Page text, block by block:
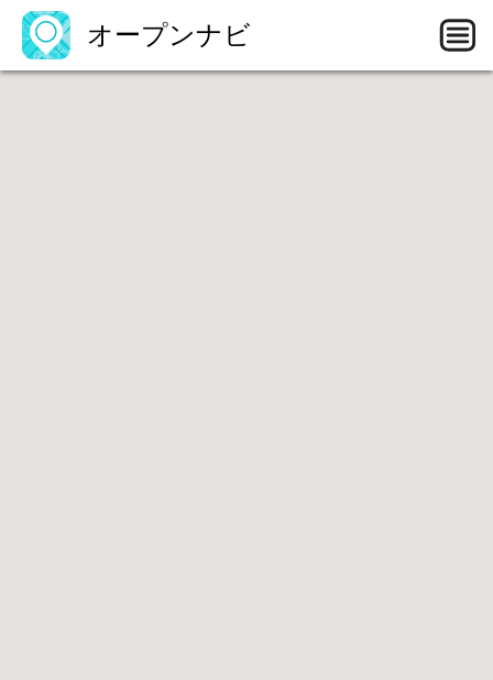
オープンナビ